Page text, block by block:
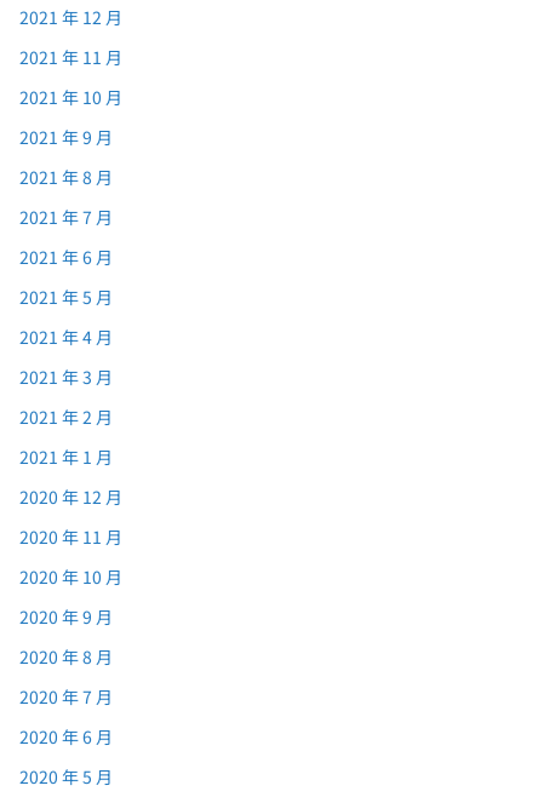
2021 年 12 月
2021 年 11 月
2021 年 10 月
2021 年 9 月
2021 年 8 月
2021 年 7 月
2021 年 6 月
2021 年 5 月
2021 年 4 月
2021 年 3 月
2021 年 2 月
2021 年 1 月
2020 年 12 月
2020 年 11 月
2020 年 10 月
2020 年 9 月
2020 年 8 月
2020 年 7 月
2020 年 6 月
2020 年 5 月